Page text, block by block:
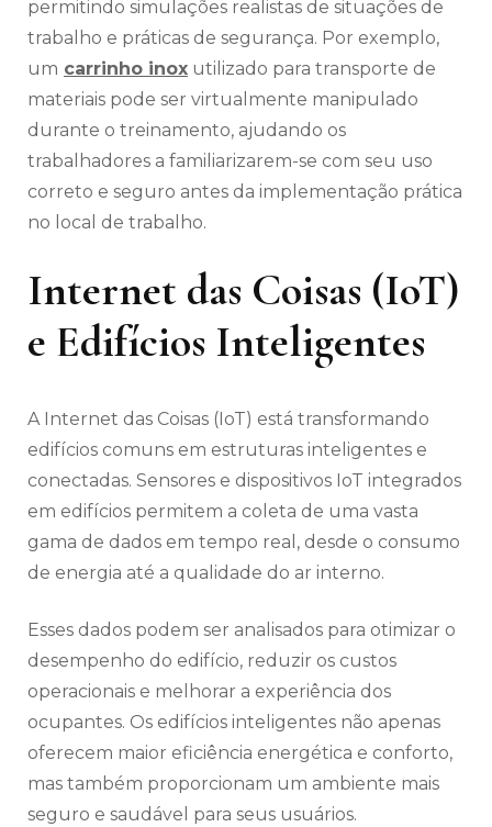
permitindo simulações realistas de situações de
trabalho e práticas de segurança. Por exemplo,
um carrinho inox utilizado para transporte de
materiais pode ser virtualmente manipulado
durante o treinamento, ajudando os
trabalhadores a familiarizarem-se com seu uso
correto e seguro antes da implementação prática
no local de trabalho.
Internet das Coisas (IoT)
e Edifícios Inteligentes
A Internet das Coisas (IoT) está transformando
edifícios comuns em estruturas inteligentes e
conectadas. Sensores e dispositivos IoT integrados
em edifícios permitem a coleta de uma vasta
gama de dados em tempo real, desde o consumo
de energia até a qualidade do ar interno.
Esses dados podem ser analisados para otimizar o
desempenho do edifício, reduzir os custos
operacionais e melhorar a experiência dos
ocupantes. Os edifícios inteligentes não apenas
oferecem maior eficiência energética e conforto,
mas também proporcionam um ambiente mais
seguro e saudável para seus usuários.